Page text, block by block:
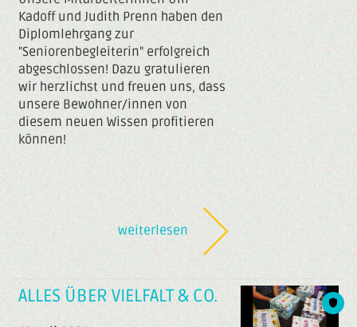
Kadoff und Judith Prenn haben den
Diplomlehrgang zur
"Seniorenbegleiterin" erfolgreich
abgeschlossen! Dazu gratulieren
wir herzlichst und freuen uns, dass
unsere Bewohner/innen von
diesem neuen Wissen profitieren
können!
weiterlesen
ALLES ÜBER VIELFALT & CO.